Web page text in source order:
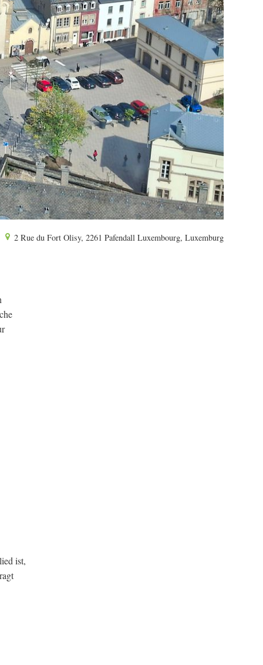
2 Rue du Fort Olisy, 2261 Pafendall Luxembourg, Luxemburg
ist,